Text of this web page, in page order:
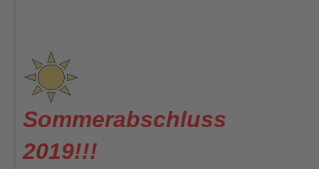
Sommerabschluss
2019!!!